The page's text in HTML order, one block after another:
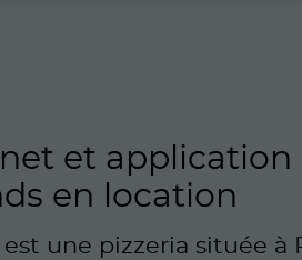
et
en location
est une pizzeria située à